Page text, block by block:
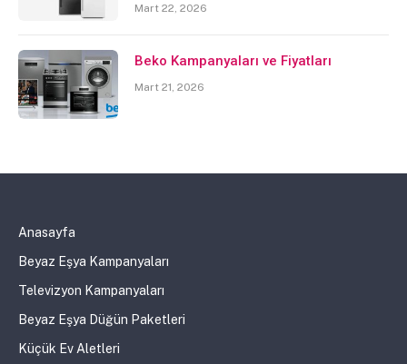
Mart 22, 2026
Beko Kampanyaları ve Fiyatları
Mart 21, 2026
Anasayfa
Beyaz Eşya Kampanyaları
Televizyon Kampanyaları
Beyaz Eşya Düğün Paketleri
Küçük Ev Aletleri